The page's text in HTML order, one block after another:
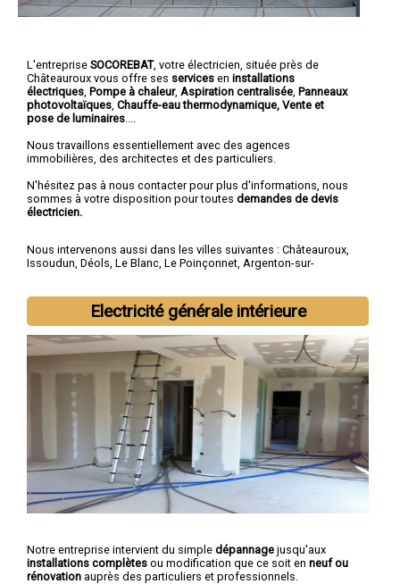
L'entreprise SOCOREBAT, votre électricien , située près de
Châteauroux vous offre ses services en installations
électriques Pompe à chaleur, Aspiration centralisée Panneaux
photovoltaïques Chauffe-eau thermodynamique, Vente et
pose de luminaires
Nous travaillons essentiellement avec des agences
immobilières, des architectes et des particuliers.
N'hésitez pas à nous contacter pour plus d'informations, nous
sommes à votre disposition pour toutes demandes de devis
électricien.
Nous intervenons aussi dans les villes suivantes : Châteauroux,
Issoudun, Déols, Le Blanc, Le Poinçonnet, Argenton-sur-
Electricité générale intérieure
Notre entreprise intervient du simple dépannage jusqu'aux
installations complètes ou modification que ce soit en neuf ou
rénovation auprès des particuliers et professionnels.